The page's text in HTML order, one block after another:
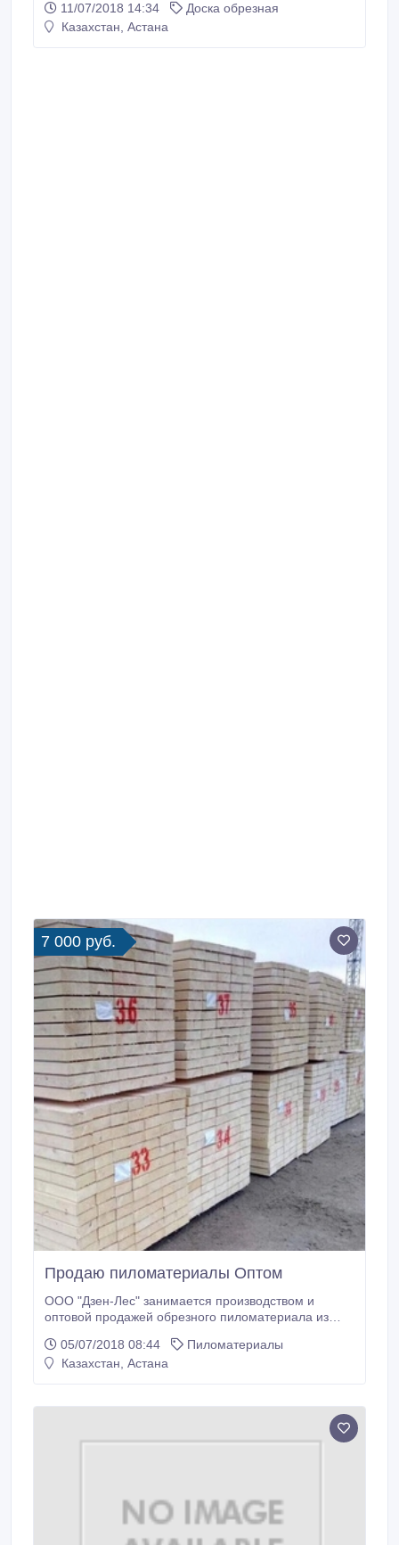
места, 9500руб/м3 на ст. Орск-Н.Город..
11/07/2018 14:34
Доска обрезная
Казахстан, Астана
7 000 руб.
Продаю пиломатериалы Оптом
ООО "Дзен-Лес" занимается производством и
оптовой продажей обрезного пиломатериала из
Сосна, Кедр, Береза, Лиственница, Осина) любых
типоразмеров экспортного качества. Отгрузка : Ж/Д
05/07/2018 08:44
Пиломатериалы
Казахстан, Астана